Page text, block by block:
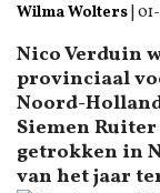
Wilma Wolters
Nico Verduin
provinciaal
Noord-
Siemen
getrokken in
van het jaar